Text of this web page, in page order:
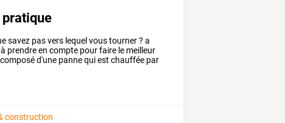
pratique
savez pasvers lequel voustourner? a
à prendreen compte pourfaire le meilleur
composéd'une pannequiest chauffée par
construction